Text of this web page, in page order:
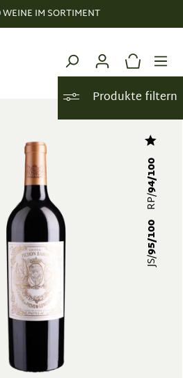
WEINE IM SORTIMENT
Produkte filtern
JS/
95/100
RP/
94/100